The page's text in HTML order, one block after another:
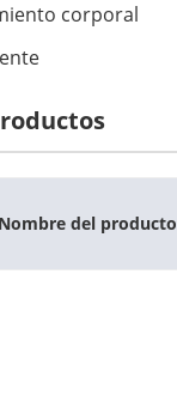
corporal
Nombre del producto